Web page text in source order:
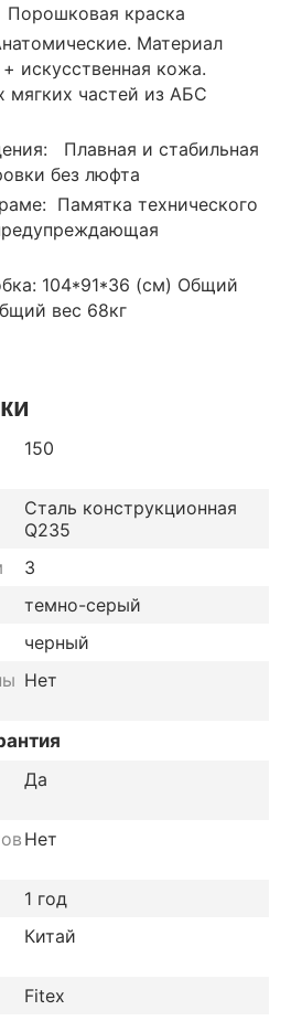
краска
Материал
искусственная кожа.
частей из АБС
Плавная и стабильная
без люфта
Памятка технического
104*91*36 (см) Общий
вес 68кг
150
Сталь конструкционная
Q235
3
темно-серый
черный
Нет
Да
Нет
1 год
Китай
Fitex